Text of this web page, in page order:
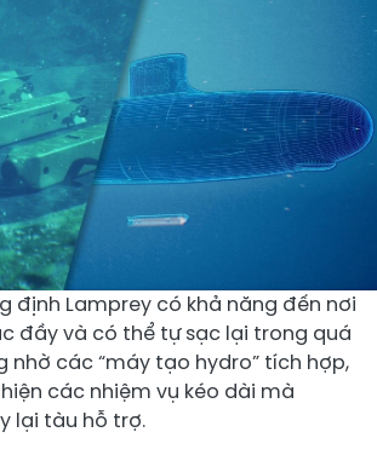
định Lamprey có khả năng đến nơi
đầy và có thể tự sạc lại trong quá
nhờ các “máy tạo hydro” tích hợp,
các nhiệm vụ kéo dài mà
lại tàu hỗ trợ.